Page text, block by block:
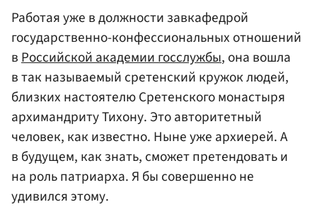
Работая уже в должности завкафедрой
государственно-конфессиональных отношений
в Российской академии госслужбы, она вошла
в так называемый сретенский кружок людей,
близких настоятелю Сретенского монастыря
архимандриту Тихону. Это авторитетный
человек, как известно. Ныне уже архиерей. А
в будущем, как знать, сможет претендовать и
на роль патриарха. Я бы совершенно не
удивился этому.